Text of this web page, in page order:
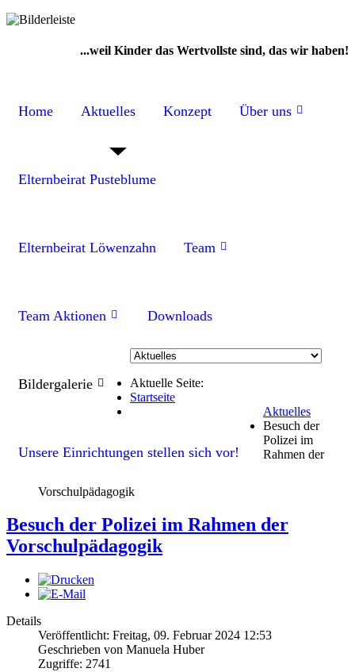
...weil Kinder das Wertvollste sind, das wir haben!
Home Aktuelles Konzept Über uns
Elternbeirat Pusteblume
Elternbeirat Löwenzahn Team
Team Aktionen Downloads
Bildergalerie
Unsere Einrichtungen stellen sich vor!
Aktuelle Seite:
Startseite
Aktuelles
Besuch der
Polizei im
Rahmen der
Vorschulpädagogik
Besuch der Polizei im Rahmen der
Vorschulpädagogik
Details
Veröffentlicht: Freitag, 09. Februar 2024 12:53
Geschrieben von Manuela Huber
Zugriffe: 2741